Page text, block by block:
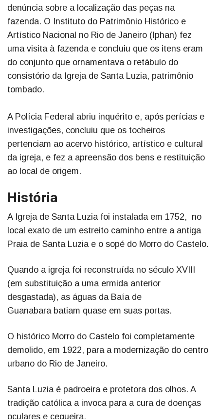
denúncia sobre a localização das peças na
fazenda. O Instituto do Patrimônio Histórico e
Artístico Nacional no Rio de Janeiro (Iphan) fez
uma visita à fazenda e concluiu que os itens eram
do conjunto que ornamentava o retábulo do
consistório da Igreja de Santa Luzia, patrimônio
tombado.
A Polícia Federal abriu inquérito e, após perícias e
investigações, concluiu que os tocheiros
pertenciam ao acervo histórico, artístico e cultural
da igreja, e fez a apreensão dos bens e restituição
ao local de origem.
História
A Igreja de Santa Luzia foi instalada em 1752, no
local exato de um estreito caminho entre a antiga
Praia de Santa Luzia e o sopé do Morro do Castelo.
Quando a igreja foi reconstruída no século XVIII
(em substituição a uma ermida anterior
desgastada), as águas da Baía de
Guanabara batiam quase em suas portas.
O histórico Morro do Castelo foi completamente
demolido, em 1922, para a modernização do centro
urbano do Rio de Janeiro.
Santa Luzia é padroeira e protetora dos olhos. A
tradição católica a invoca para a cura de doenças
oculares e cegueira.